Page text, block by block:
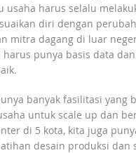
usaha harus selalu
diri dengan
mitra dagang di luar
harus punya basis data
banyak fasilitasi yang
untuk scale up dan
di 5 kota, kita juga
desain produksi dan